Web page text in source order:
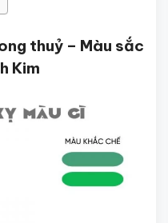
thuỷ – Màu sắc
Kim